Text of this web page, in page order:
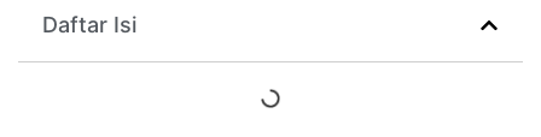
Daftar Isi